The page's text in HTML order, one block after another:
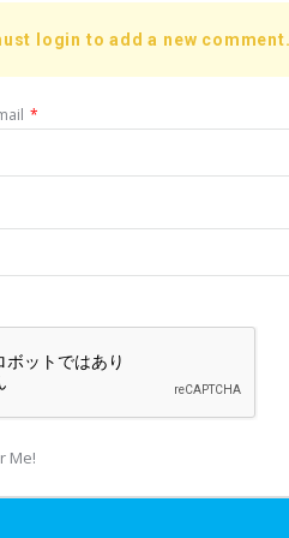
login to add a new
*
Me!